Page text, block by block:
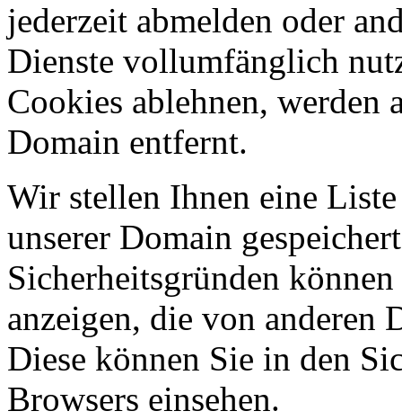
jederzeit abmelden oder
Dienste vollumfänglich
Cookies ablehnen, werden
Domain entfernt.
Wir stellen Ihnen eine
unserer Domain
Sicherheitsgründen
anzeigen, die von anderen
Diese können Sie in den
Browsers einsehen.